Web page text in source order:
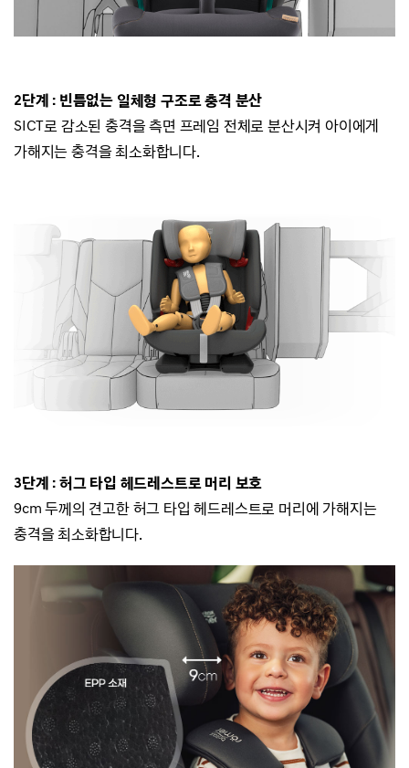
2단계 : 빈틈없는 일체형 구조로 충격 분산
SICT로 감소된 충격을 측면 프레임 전체로 분산시켜 아이에게
가해지는 충격을 최소화합니다.
3단계 : 허그 타입 헤드레스트로 머리 보호
9cm 두께의 견고한 허그 타입 헤드레스트로 머리에 가해지는
충격을 최소화합니다.